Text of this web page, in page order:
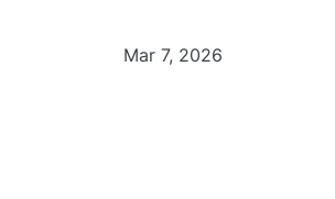
Mar 7, 2026